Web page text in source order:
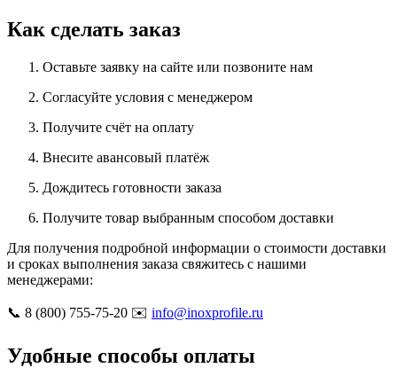
Как сделать заказ
Оставьте заявку на сайте или позвоните нам
Согласуйте условия с менеджером
Получите счёт на оплату
Внесите авансовый платёж
Дождитесь готовности заказа
Получите товар выбранным способом доставки
Для получения подробной информации о стоимости доставки
и сроках выполнения заказа свяжитесь с нашими
менеджерами:
📞 8 (800) 755-75-20 ✉️ info@inoxprofile.ru
Удобные способы оплаты